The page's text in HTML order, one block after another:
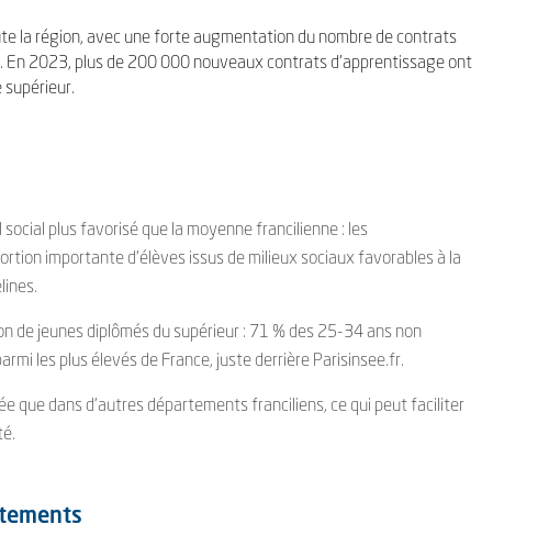
la région, avec une forte augmentation du nombre de contrats
En 2023, plus de 200 000 nouveaux contrats d’apprentissage ont
supérieur.
plus favorisé que la moyenne francilienne : les
importante d’élèves issus de milieux sociaux favorables à la
jeunes diplômés du supérieur : 71 % des 25-34 ans non
les plus élevés de France, juste derrière Parisinsee.fr.
que dans d’autres départements franciliens, ce qui peut faciliter